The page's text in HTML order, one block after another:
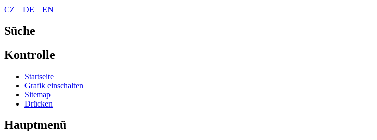
CZ
DE EN
Süche
Kontrolle
Startseite
Grafik einschalten
Sitemap
Drücken
Hauptmenü